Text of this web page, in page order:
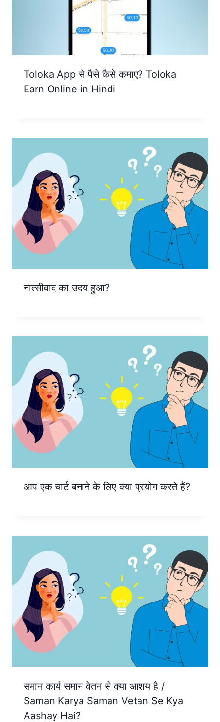
Toloka App से पैसे कैसे कमाए? Toloka
Earn Online in Hindi
नात्सीवाद का उदय हुआ?
आप एक चार्ट बनाने के लिए क्या प्रयोग करते हैं?
समान कार्य समान वेतन से क्या आशय है /
Saman Karya Saman Vetan Se Kya
Aashay Hai?